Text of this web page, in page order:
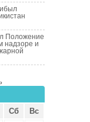
Положение
надзоре и
Сб
Вс